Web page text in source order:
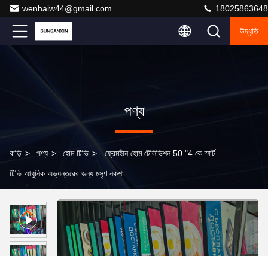
wenhaiw44@gmail.com 18025863648
উদ্ধৃতি
পণ্য
বাড়ি > পণ্য > হোম টিভি > ফ্রেমহীন হোম টেলিভিশন 50 "4 কে স্মার্ট
টিভি আধুনিক অভ্যন্তরের জন্য মসৃণ নকশা